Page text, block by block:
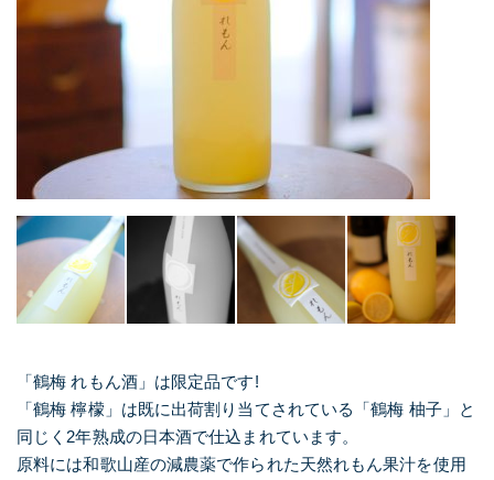
「鶴梅 れもん酒」は限定品です!
「鶴梅 檸檬」は既に出荷割り当てされている「鶴梅 柚子」と
同じく2年熟成の日本酒で仕込まれています。
原料には和歌山産の減農薬で作られた天然れもん果汁を使用